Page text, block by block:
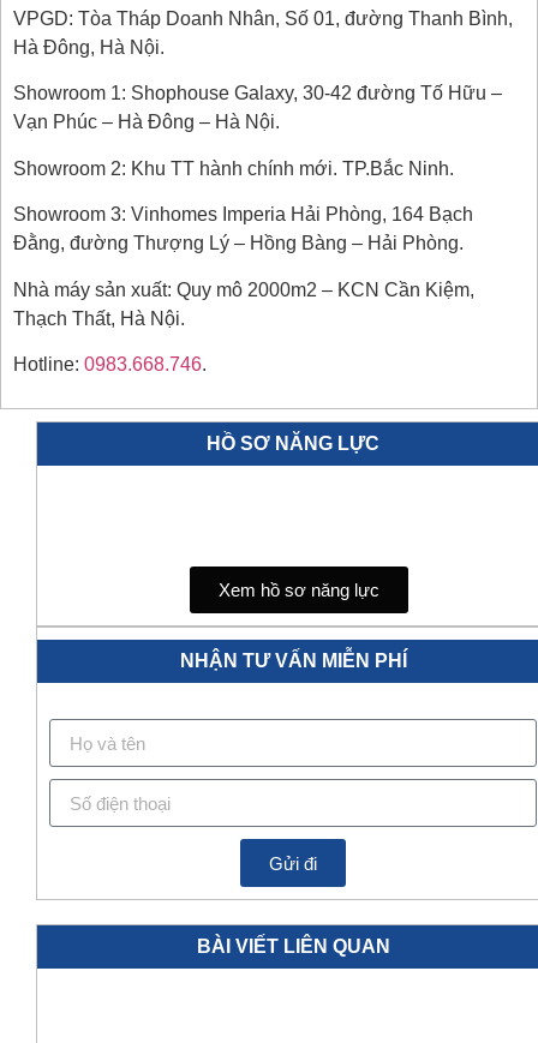
VPGD: Tòa Tháp Doanh Nhân, Số 01, đường Thanh Bình,
Hà Đông, Hà Nội.
Showroom 1: Shophouse Galaxy, 30-42 đường Tố Hữu –
Vạn Phúc – Hà Đông – Hà Nội.
Showroom 2: Khu TT hành chính mới. TP.Bắc Ninh.
Showroom 3: Vinhomes Imperia Hải Phòng, 164 Bạch
Đằng, đường Thượng Lý – Hồng Bàng – Hải Phòng.
Nhà máy sản xuất: Quy mô 2000m2 – KCN Cần Kiệm,
Thạch Thất, Hà Nội.
Hotline: 0983.668.746.
HỒ SƠ NĂNG LỰC
Xem hồ sơ năng lực
NHẬN TƯ VẤN MIỄN PHÍ
Gửi đi
BÀI VIẾT LIÊN QUAN